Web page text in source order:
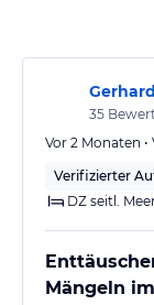
Sie verfügen über
ausgestattetes
sowie einen
BARRIEREFREIE
Unsere
wie die
Personen mit
Gerhard
35
Vor 2 Monaten
Verifizierter
DZ seitl.
Mängeln